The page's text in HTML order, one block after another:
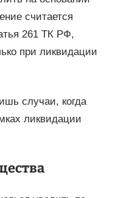
считается
261 ТК РФ,
при ликвидации
случаи, когда
ликвидации